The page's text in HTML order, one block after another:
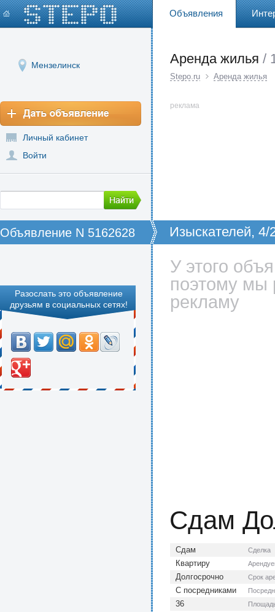
Объявления
Мензелинск
Личный кабинет
Войти
Аренда жилья /
Stepo.ru Аренда жилья
реклама
Объявление N 5162628
Изыскателей, 4/
комнатная в
Мензелинск
Разослать это объявление
друзьям в социальных сетях!
У этого
поэтому мы
рекламу
Сдам
Сдам Сделка
Квартиру
Долгосрочно Срок
С посредниками
36